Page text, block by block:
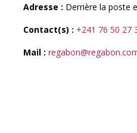
Adresse : Derrière la poste
Contact(s) : +241 76 50 27
Mail :